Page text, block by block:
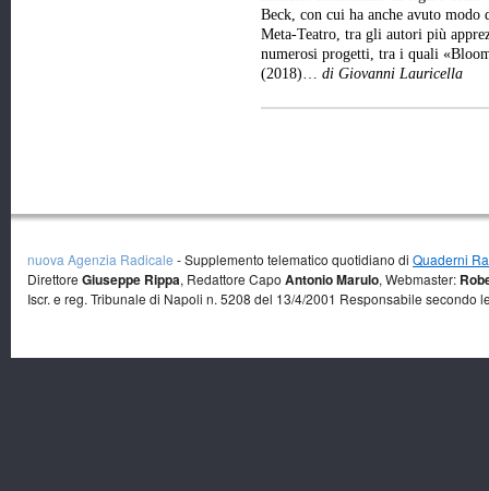
Beck, con cui ha anche avuto
Meta-Teatro, tra gli autori più
numerosi progetti, tra i quali
(2018)… di Giovanni Lauricella
nuova Agenzia Radicale - Supplemento telematico quotidiano di Quaderni
Direttore Giuseppe Rippa, Redattore Capo Antonio Marulo, Webmaster:
Iscr. e reg. Tribunale di Napoli n. 5208 del 13/4/2001 Responsabile secondo